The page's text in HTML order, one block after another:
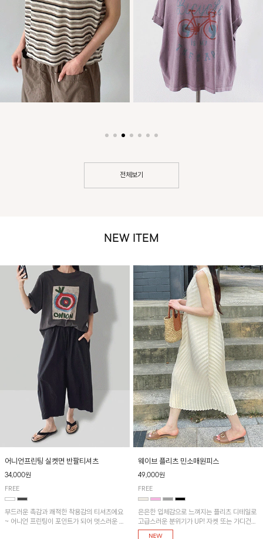
전체보기
NEW ITEM
어니언프린팅 실켓면 반팔티셔츠
34,000원
FREE
부드러운 촉감과 쾌적한 착용감의 티셔츠에요
~ 어니언 프린팅이 포인트가 되어 멋스러운 아
웨이브 플리츠 민소매원피스
49,000원
FREE
은은한 입체감으로 느껴지는 플리츠 디테일로
고급스러운 분위기가 UP! 자켓 또는 가디건과
같이 매치해도 잘 어울린답니다!